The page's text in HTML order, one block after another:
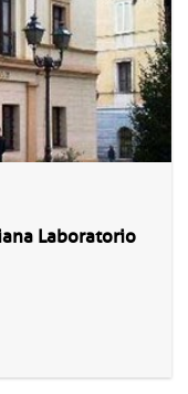
Laboratorio